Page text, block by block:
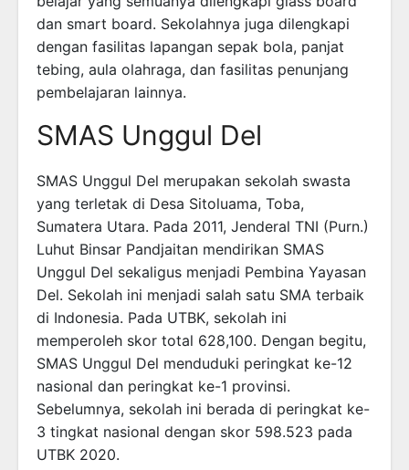
dan smart board. Sekolahnya juga dilengkapi
dengan fasilitas lapangan sepak bola, panjat
tebing, aula olahraga, dan fasilitas penunjang
pembelajaran lainnya.
SMAS Unggul Del
SMAS Unggul Del merupakan sekolah swasta
yang terletak di Desa Sitoluama, Toba,
Sumatera Utara. Pada 2011, Jenderal TNI (Purn.)
Luhut Binsar Pandjaitan mendirikan SMAS
Unggul Del sekaligus menjadi Pembina Yayasan
Del. Sekolah ini menjadi salah satu SMA terbaik
di Indonesia. Pada UTBK, sekolah ini
memperoleh skor total 628,100. Dengan begitu,
SMAS Unggul Del menduduki peringkat ke-12
nasional dan peringkat ke-1 provinsi.
Sebelumnya, sekolah ini berada di peringkat ke-
3 tingkat nasional dengan skor 598.523 pada
UTBK 2020.